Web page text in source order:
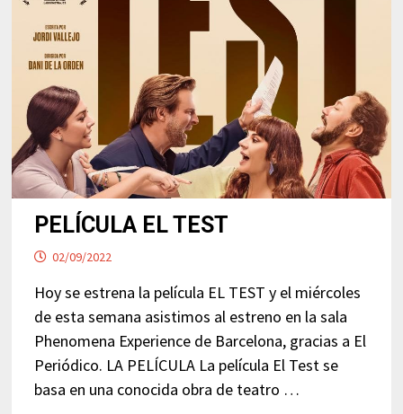
PELÍCULA EL TEST
02/09/2022
Hoy se estrena la película EL TEST y el miércoles
de esta semana asistimos al estreno en la sala
Phenomena Experience de Barcelona, gracias a El
Periódico. LA PELÍCULA La película El Test se
basa en una conocida obra de teatro …